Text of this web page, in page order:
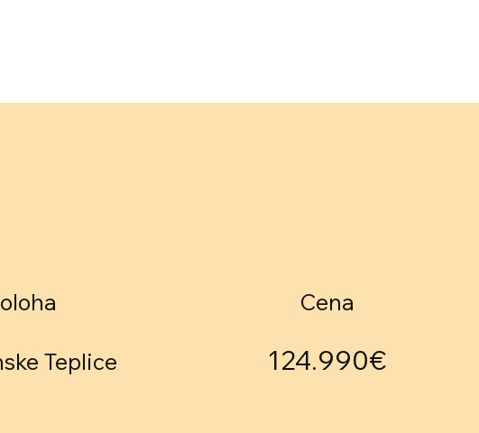
Teplice
Cena
124.990€